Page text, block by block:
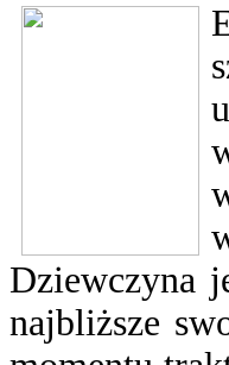
Dziewczyna
najbliższe